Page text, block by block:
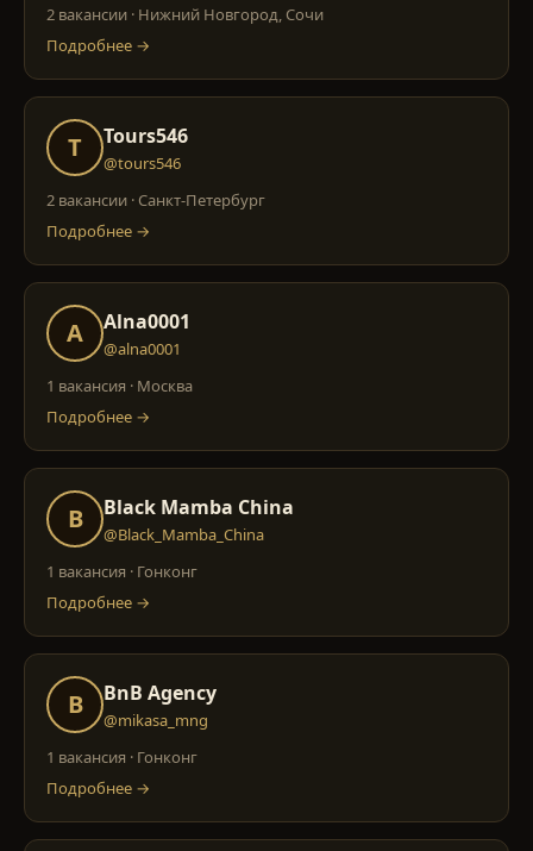
2 вакансии · Нижний Новгород, Сочи
Подробнее →
T Tours546
@tours546
2 вакансии · Санкт-Петербург
Подробнее →
A Alna0001
@alna0001
1 вакансия · Москва
Подробнее →
B Black Mamba China
@Black_Mamba_China
1 вакансия · Гонконг
Подробнее →
B BnB Agency
@mikasa_mng
1 вакансия · Гонконг
Подробнее →